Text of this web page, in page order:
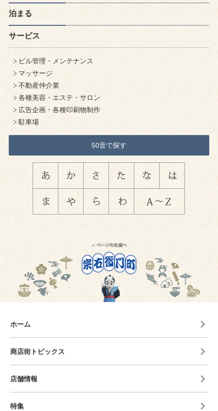
泊まる
サービス
ビル管理・メンテナンス
マッサージ
不動産仲介業
各種美容・エステ・サロン
広告企画・各種印刷物制作
駐車場
50音で探す
ホーム
商店街トピックス
店舗情報
特集